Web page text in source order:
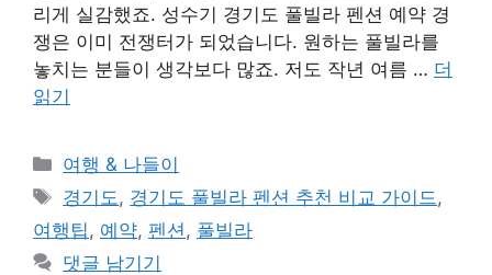
리게 실감했죠. 성수기 경기도 풀빌라 펜션 예약 경
쟁은 이미 전쟁터가 되었습니다. 원하는 풀빌라를
놓치는 분들이 생각보다 많죠. 저도 작년 여름 … 더
읽기
카
테
고
리
여행 & 나들이
태
그
경기도 , 경기도 풀빌라 펜션 추천 비교 가이드 ,
여행팁 , 예약, 펜션 , 풀빌라
댓글 남기기